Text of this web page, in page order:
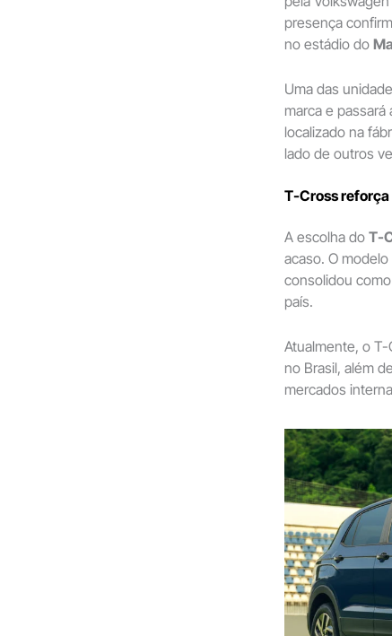
presença
no estádio do
Uma das
marca e passará
localizado na
lado de outros
T-Cross reforça
A escolha do T-
acaso. O
consolidou
país.
Atualmente, o
no Brasil, além
mercados